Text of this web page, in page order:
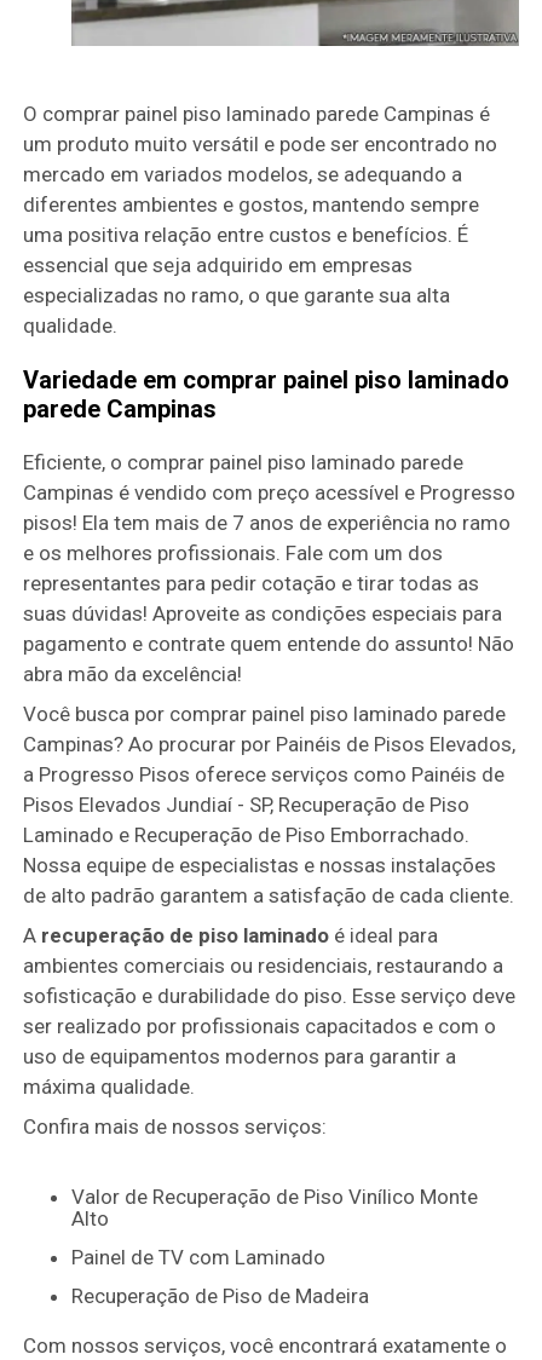
O comprar painel piso laminado parede Campinas é
um produto muito versátil e pode ser encontrado no
mercado em variados modelos, se adequando a
diferentes ambientes e gostos, mantendo sempre
uma positiva relação entre custos e benefícios. É
essencial que seja adquirido em empresas
especializadas no ramo, o que garante sua alta
qualidade.
Variedade em comprar painel piso laminado
parede Campinas
Eficiente, o comprar painel piso laminado parede
Campinas é vendido com preço acessível e Progresso
pisos! Ela tem mais de 7 anos de experiência no ramo
e os melhores profissionais. Fale com um dos
representantes para pedir cotação e tirar todas as
suas dúvidas! Aproveite as condições especiais para
pagamento e contrate quem entende do assunto! Não
abra mão da excelência!
Você busca por comprar painel piso laminado parede
Campinas? Ao procurar por Painéis de Pisos Elevados,
a Progresso Pisos oferece serviços como Painéis de
Pisos Elevados Jundiaí - SP, Recuperação de Piso
Laminado e Recuperação de Piso Emborrachado.
Nossa equipe de especialistas e nossas instalações
de alto padrão garantem a satisfação de cada cliente.
A recuperação de piso laminado é ideal para
ambientes comerciais ou residenciais, restaurando a
sofisticação e durabilidade do piso. Esse serviço deve
ser realizado por profissionais capacitados e com o
uso de equipamentos modernos para garantir a
máxima qualidade.
Confira mais de nossos serviços:
Valor de Recuperação de Piso Vinílico Monte
Alto
Painel de TV com Laminado
Recuperação de Piso de Madeira
Com nossos serviços, você encontrará exatamente o